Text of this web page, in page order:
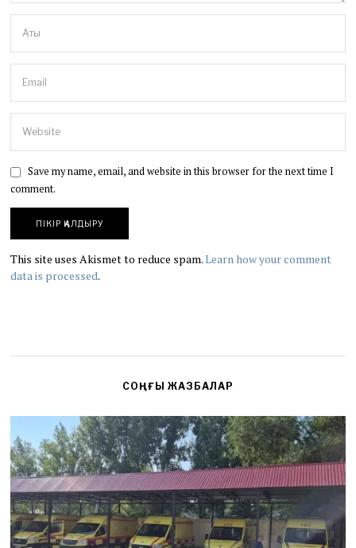
Save my name, email, and website in this browser for the next time I
comment.
This site uses Akismet to reduce spam.Learn how your comment
data is processed.
СОҢҒЫ ЖАЗБАЛАР